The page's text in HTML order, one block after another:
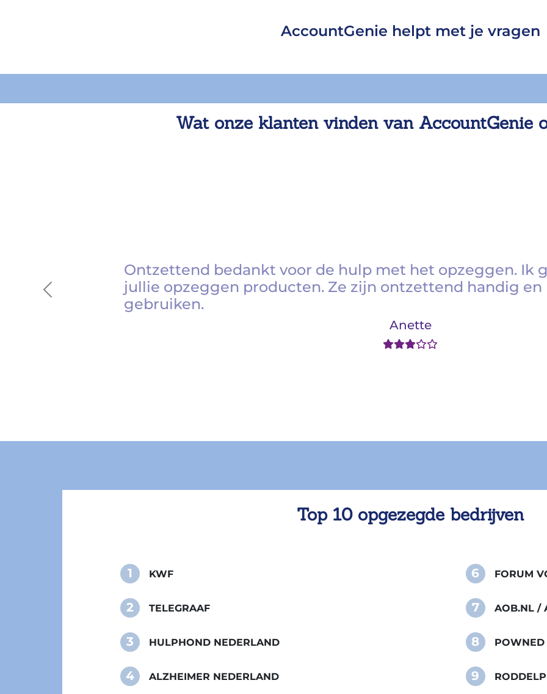
AccountGenie helpt met je vragen
Wat onze klanten vinden van AccountGenie
Previous
Ontzettend bedankt voor de hulp met het opzeggen. Ik
jullie opzeggen producten. Ze zijn ontzettend handig
gebruiken.
Anette
Top 10 opgezegde bedrijven
1 KWF
2 TELEGRAAF
3 HULPHOND NEDERLAND
4 ALZHEIMER NEDERLAND
6 FORUM
7 AOB.NL /
8 POWNED
9